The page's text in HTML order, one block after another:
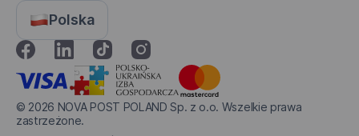
© 2026 NOVA POST POLAND Sp. z o.o. Wszelkie prawa
zastrzeżone.
Polska